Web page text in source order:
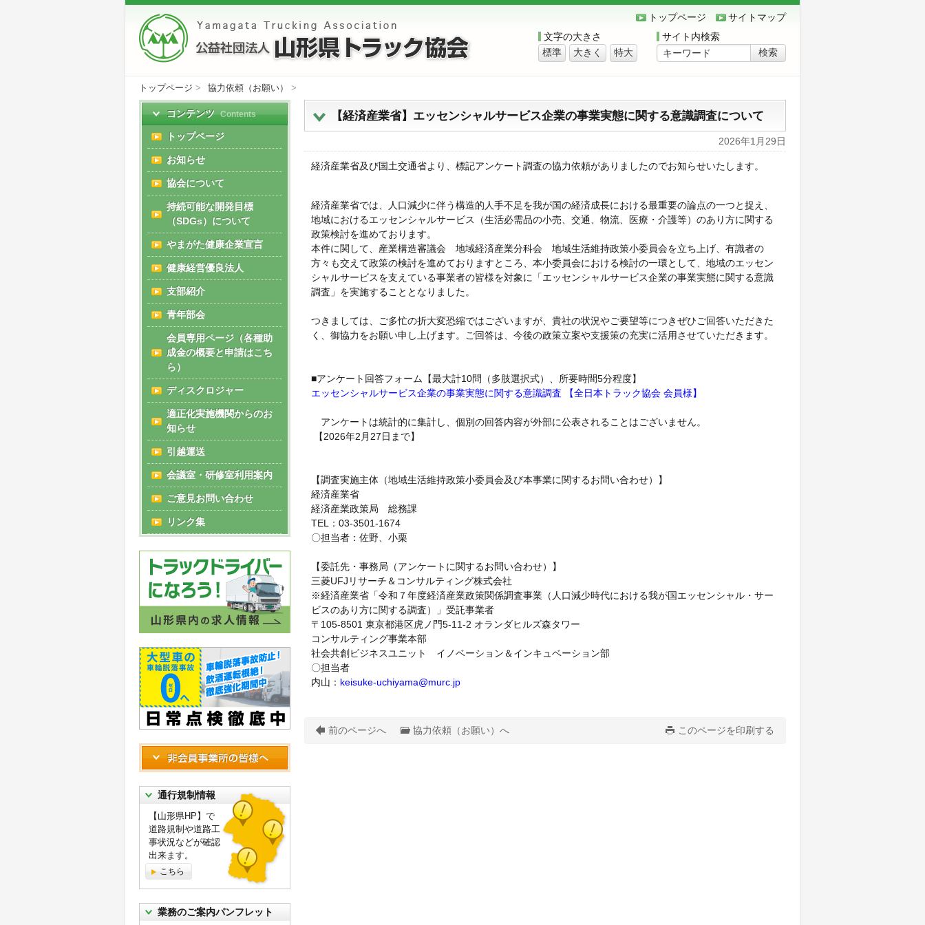
トップページ
サイトマップ
文字の大きさ
標準
大きく 特大
サイト内検索
トップページ > 協力依頼（お願い） >
【経済産業省】エッセンシャルサービス企業の事業実態に関する意識調査について
2026年1月29日
経済産業省及び国土交通省より、標記アンケート調査の協力依頼がありましたのでお知らせいたします。
経済産業省では、人口減少に伴う構造的人手不足を我が国の経済成長における最重要の論点の一つと捉え、
地域におけるエッセンシャルサービス（生活必需品の小売、交通、物流、医療・介護等）のあり方に関する
政策検討を進めております。
本件に関して、産業構造審議会 地域経済産業分科会 地域生活維持政策小委員会を立ち上げ、 有識者の
方々も交えて政策の検討を進めておりますところ、本⼩委員会における検討の⼀環として、 地域のエッセン
シャルサービスを支えている事業者の皆様を対象に
「エッセンシャルサービス企業の事業実態に関する意識
調査」を実施することとなりました。
つきましては、ご多忙の折大変恐縮ではございますが、 貴社の状況やご要望等につきぜひご回答いただきた
く、御協力をお願い申し上げます。
ご回答は、今後の政策立案や支援策の充実に活用させていただきます。
■アンケート回答フォーム【最大計10問（多肢選択式）、所要時間5分程度】
エッセンシャルサービス企業の事業実態に関する意識調査 【全日本トラック協会 会員様】
アンケートは統計的に集計し、個別の回答内容が外部に公表されることはございません。
【2026年2月27日まで】
【調査実施主体（地域生活維持政策小委員会及び本事業に関するお問い合わせ）】
経済産業省
経済産業政策局 総務課
TEL：03-3501-1674
〇担当者：佐野、小栗
【委託先・事務局（アンケートに関するお問い合わせ）】
三菱UFJリサーチ＆コンサルティング株式会社
※経済産業省「令和７年度経済産業政策関係調査事業（人口減少時代における我が国エッセンシャル・サー
ビスのあり方に関する調査）」受託事業者
〒105-8501 東京都港区虎ノ門5-11-2 オランダヒルズ森タワー
コンサルティング事業本部
社会共創ビジネスユニット イノベーション＆インキュベーション部
〇担当者
内山： keisuke-uchiyama@murc.jp
前のページへ 協力依頼（お願い）へ このページを印刷する
コンテンツ Contents
トップページ
お知らせ
協会について
持続可能な開発目標
（SDGs）について
やまがた健康企業宣言
健康経営優良法人
支部紹介
青年部会
会員専用ページ（各種助
成金の概要と申請はこち
ら）
ディスクロジャー
適正化実施機関からのお
知らせ
引越運送
会議室・研修室利用案内
ご意見お問い合わせ
リンク集
通行規制情報
【山形県HP】で
道路規制や道路工
事状況などが確認
出来ます。
こちら
業務のご案内パンフレット